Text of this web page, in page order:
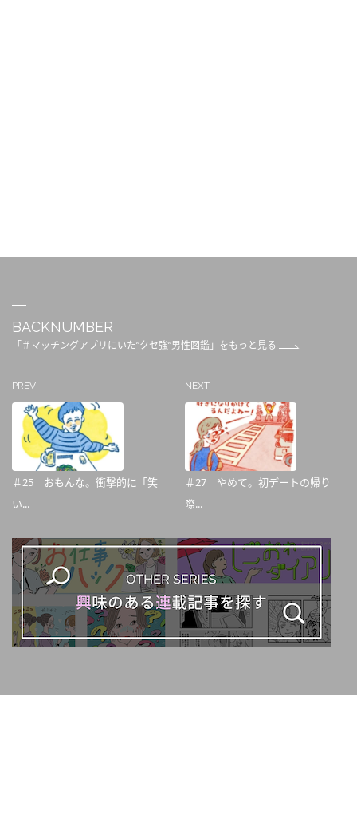
BACKNUMBER
「＃マッチングアプリにいた”クセ強”男性図鑑」をもっと見る
PREV
＃25 おもんな。衝撃的に「笑
い...
NEXT
＃27 やめて。初デートの帰り
際...